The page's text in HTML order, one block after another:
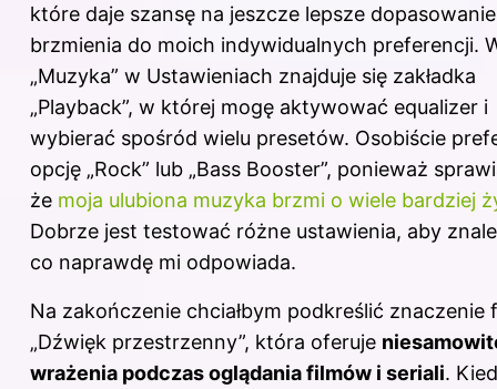
które daje szansę na jeszcze lepsze dopasowanie
brzmienia do moich indywidualnych preferencji.
„Muzyka” w Ustawieniach znajduje się zakładka
„Playback”, w której mogę aktywować equalizer i
wybierać spośród wielu presetów. Osobiście
opcję „Rock” lub „Bass Booster”, ponieważ
że moja ulubiona muzyka brzmi o wiele bardziej
Dobrze jest testować różne ustawienia, aby
co naprawdę mi odpowiada.
Na zakończenie chciałbym podkreślić znaczenie
„Dźwięk przestrzenny”, która oferuje
wrażenia podczas oglądania filmów i seriali.